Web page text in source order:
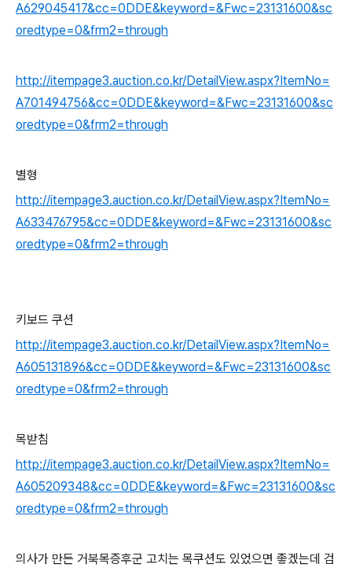
A629045417&cc=0DDE&keyword=&Fwc=23131600&sc
oredtype=0&frm2=through
http://itempage3.auction.co.kr/DetailView.aspx?ItemNo=
A701494756&cc=0DDE&keyword=&Fwc=23131600&sc
oredtype=0&frm2=through
별형
http://itempage3.auction.co.kr/DetailView.aspx?ItemNo=
A633476795&cc=0DDE&keyword=&Fwc=23131600&sc
oredtype=0&frm2=through
키보드 쿠션
http://itempage3.auction.co.kr/DetailView.aspx?ItemNo=
A605131896&cc=0DDE&keyword=&Fwc=23131600&sc
oredtype=0&frm2=through
목받침
http://itempage3.auction.co.kr/DetailView.aspx?ItemNo=
A605209348&cc=0DDE&keyword=&Fwc=23131600&sc
oredtype=0&frm2=through
의사가 만든 거북목증후군 고치는 목쿠션도 있었으면 좋겠는데 검